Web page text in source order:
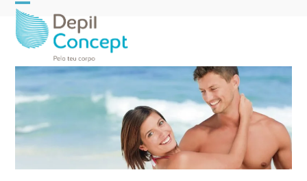
Open
mobile
menu
Close
mobile
menu